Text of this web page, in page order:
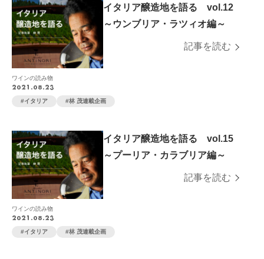
ワインの読み物
2021.08.23
イタリア醸造地を語る vol.12
～ウンブリア・ラツィオ編～
記事を読む
イタリア 林 茂連載企画
ワインの読み物
2021.08.23
イタリア醸造地を語る vol.15
～プーリア・カラブリア編～
記事を読む
イタリア 林 茂連載企画